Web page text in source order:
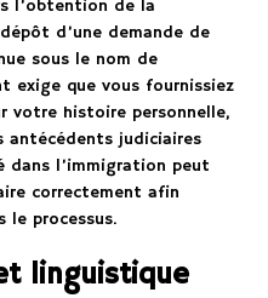
l’obtention de la
d’une demande de
sous le nom de
exige que vous fournissiez
votre histoire personnelle,
judiciaires
dans l’immigration peut
correctement afin
processus.
linguistique